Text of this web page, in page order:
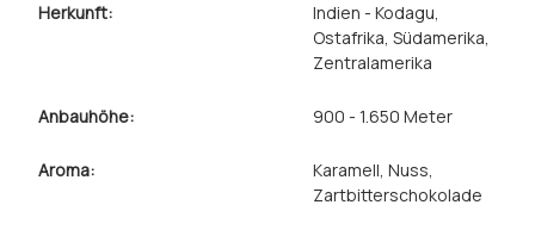
Herkunft: Indien - Kodagu,
Ostafrika, Südamerika,
Zentralamerika
Anbauhöhe: 900 - 1.650 Meter
Aroma: Karamell, Nuss,
Zartbitterschokolade